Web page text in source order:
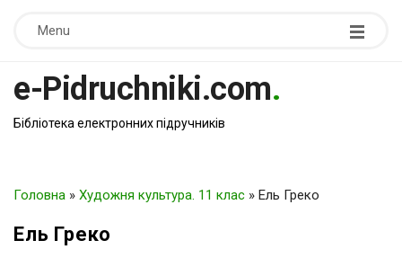
Menu
e-Pidruchniki.com.
Бібліотека електронних підручників
Головна » Художня культура. 11 клас » Ель Греко
Ель Греко